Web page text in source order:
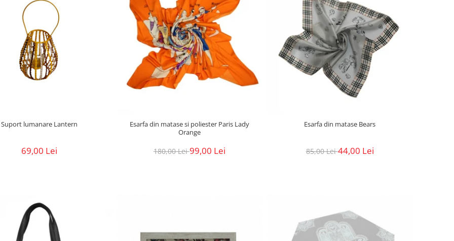
Suport lumanare Lantern
69,00 Lei
Esarfa din matase si poliester Paris Lady
Orange
180,00 Lei99,00 Lei
Esarfa din matase Bears
85,00 Lei44,00 Lei